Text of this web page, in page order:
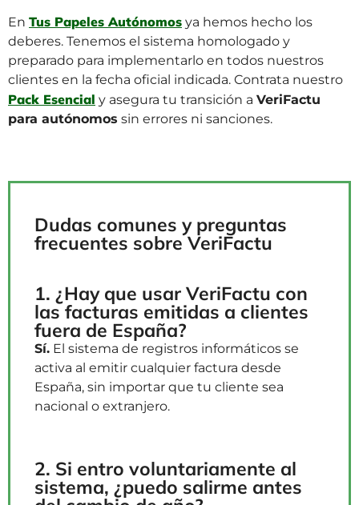
En Tus Papeles Autónomos ya hemos hecho los
deberes. Tenemos el sistema homologado y
preparado para implementarlo en todos nuestros
clientes en la fecha oficial indicada. Contrata nuestro
Pack Esencial y asegura tu transición a VeriFactu
para autónomos sin errores ni sanciones.
Dudas comunes y preguntas
frecuentes sobre VeriFactu
1. ¿Hay que usar VeriFactu con
las facturas emitidas a clientes
fuera de España?
Sí. El sistema de registros informáticos se
activa al emitir cualquier factura desde
España, sin importar que tu cliente sea
nacional o extranjero.
2. Si entro voluntariamente al
sistema, ¿puedo salirme antes